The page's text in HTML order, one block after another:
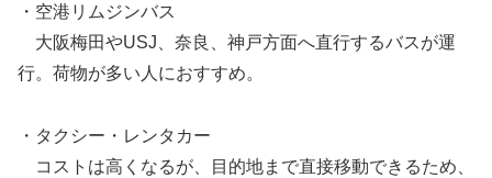
・空港リムジンバス
大阪梅田やUSJ、奈良、神戸方面へ直行するバスが運
行。荷物が多い人におすすめ。
・タクシー・レンタカー
コストは高くなるが、目的地まで直接移動できるため、